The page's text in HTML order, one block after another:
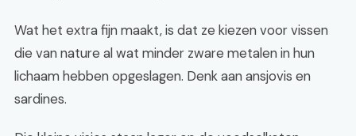
Wat het extra fijn maakt, is dat ze kiezen voor vissen
die van nature al wat minder zware metalen in hun
lichaam hebben opgeslagen. Denk aan ansjovis en
sardines.